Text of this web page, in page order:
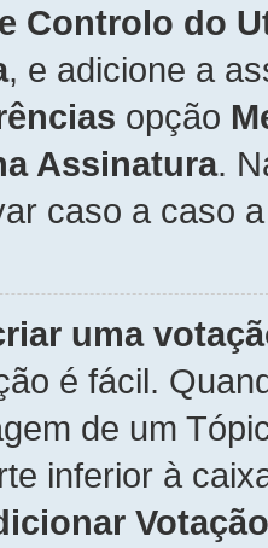
Controlo do
, e adicione a
opção
Assinatura.
caso a caso
uma
é fácil.
de um
inferior à
Votação